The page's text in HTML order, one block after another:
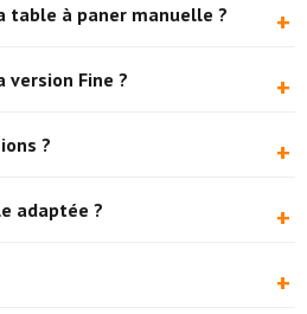
et homogène, sans tamisage manuel
table à paner manuelle ? +
Fine ? +
petites cuisines.
? +
adaptée ? +
+